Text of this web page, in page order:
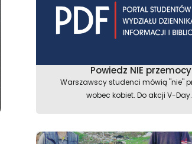
Powiedz NIE przemocy
Warszawscy studenci mówią "nie"
wobec kobiet. Do akcji V-